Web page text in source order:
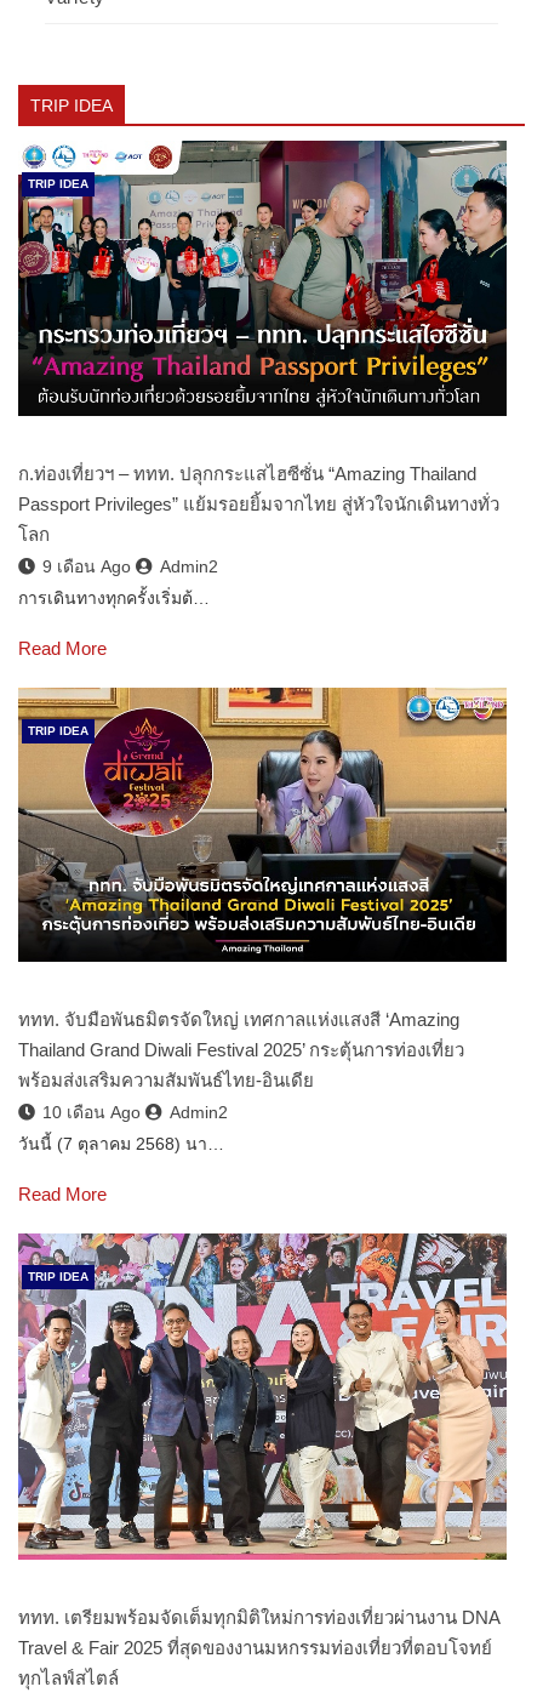
TRIP IDEA
TRIP IDEA
ก.ท่องเที่ยวฯ – ททท. ปลุกกระแสไฮซีซั่น “Amazing Thailand
Passport Privileges” แย้มรอยยิ้มจากไทย สู่หัวใจนักเดินทางทั่ว
โลก
9 เดือน Ago
Admin2
การเดินทางทุกครั้งเริ่มต้…
Read More
TRIP IDEA
ททท. จับมือพันธมิตรจัดใหญ่ เทศกาลแห่งแสงสี ‘Amazing
Thailand Grand Diwali Festival 2025’ กระตุ้นการท่องเที่ยว
พร้อมส่งเสริมความสัมพันธ์ไทย-อินเดีย
10 เดือน Ago
Admin2
วันนี้ (7 ตุลาคม 2568) นา…
Read More
TRIP IDEA
ททท. เตรียมพร้อมจัดเต็มทุกมิติใหม่การท่องเที่ยวผ่านงาน DNA
Travel & Fair 2025 ที่สุดของงานมหกรรมท่องเที่ยวที่ตอบโจทย์
ทุกไลฟ์สไตล์